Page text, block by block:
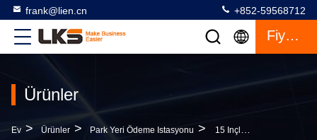
frank@lien.cn +852-59568712
Fiyat Teklifi
Ürünler
Ev > Ürünler > Park Yeri Ödeme Istasyonu > 15 Inçlik Dokunmatik Ekranlı Otopark, Interkom Ve Galvanizli Çelik Yapısı Ile Ödeme Kiosku.